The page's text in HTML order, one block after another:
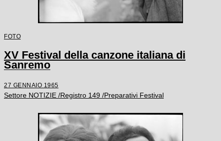
FOTO
XV Festival della canzone italiana di
Sanremo
27 GENNAIO 1965
Settore NOTIZIE /Registro 149 /Preparativi Festival